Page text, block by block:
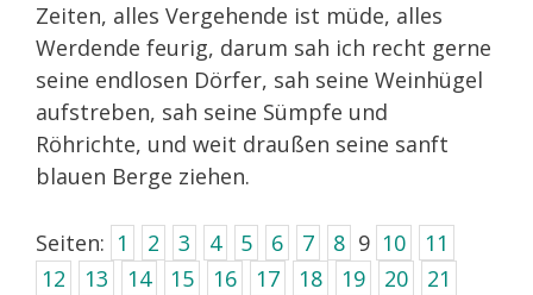
Zeiten, alles Vergehende ist müde, alles
Werdende feurig, darum sah ich recht gerne
seine endlosen Dörfer, sah seine Weinhügel
aufstreben, sah seine Sümpfe und
Röhrichte, und weit draußen seine sanft
blauen Berge ziehen.
Seiten: 1 2 3 4 5 6 7 8 9 10
11
12
13 14 15 16 17 18 19 20
21